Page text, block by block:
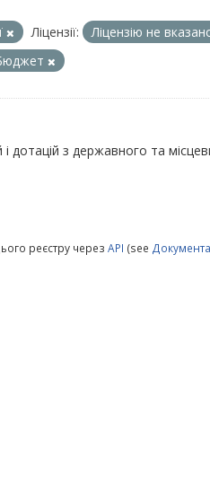
Ліцензії:
Ліцензію не
і дотацій з державного та
реєстру через API (see